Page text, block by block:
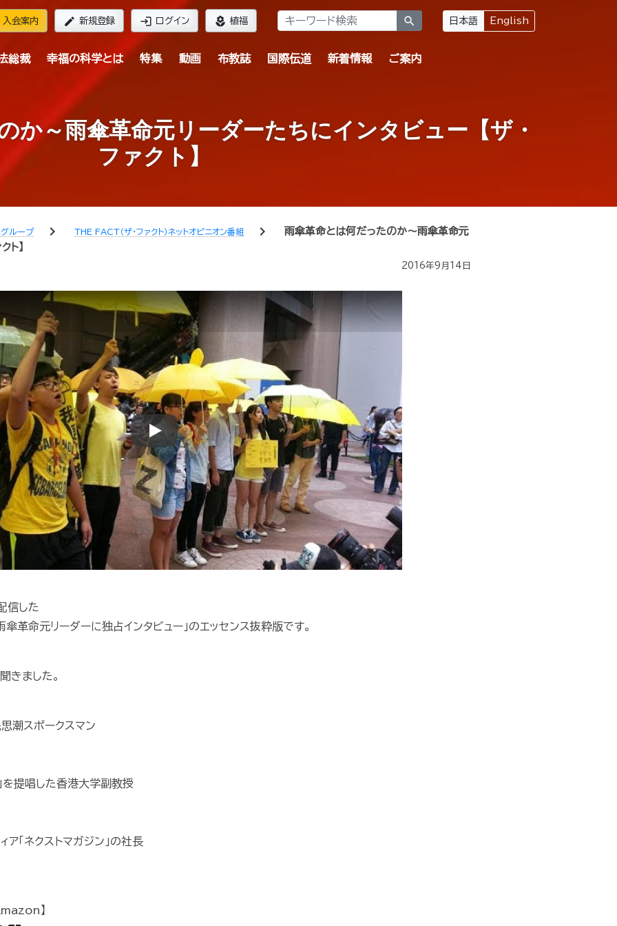
入会案内 edit 新規登録 login ログイン local_florist 植福 search 日本語 English
総裁 幸福の科学とは 特集 動画 布教誌 国際伝道 新着情報 ご案内
か～雨傘革命元リーダーたちにインタビュー【ザ・
ファクト】
ループ chevron_right THE FACT（ザ・ファクト）ネットオピニオン番組 chevron_right
雨傘革命とは何だったのか～雨傘革命元
ト】
2016年9月14日
Play
した
革命元リーダーに独占インタビュー」のエッセンス抜粋版です。
きました。
潮スポークスマン
を提唱した香港大学副教授
「ネクストマガジン」の社長
】